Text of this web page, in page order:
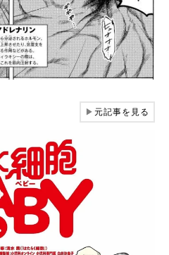
▶元記事を見る